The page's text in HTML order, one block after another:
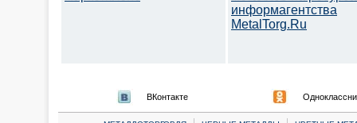
информагентства
MetalTorg.Ru
ВКонтакте